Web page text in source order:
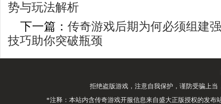
势与玩法解析
下一篇： 传奇游戏后期为何必须组建
技巧助你突破瓶颈
拒绝盗版游戏，注意自我保护，谨防受骗上
*注释：本站内含传奇游戏开服信息来自盛大正版授权的发